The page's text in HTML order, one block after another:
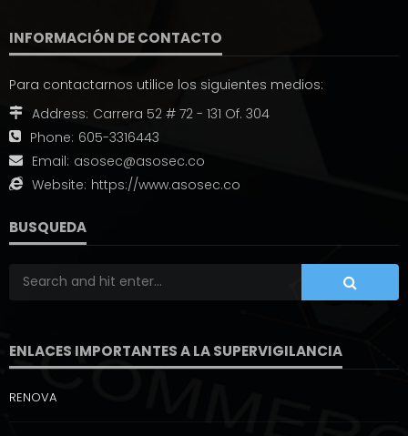
INFORMACIÓN DE CONTACTO
Para contactarnos utilice los siguientes medios:
Address: Carrera 52 # 72 - 131 Of. 304
Phone: 605-3316443
Email: asosec@asosec.co
Website: https://www.asosec.co
BUSQUEDA
ENLACES IMPORTANTES A LA SUPERVIGILANCIA
RENOVA